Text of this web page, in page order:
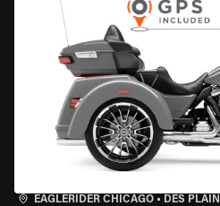
EAGLERIDER CHICAGO • DES